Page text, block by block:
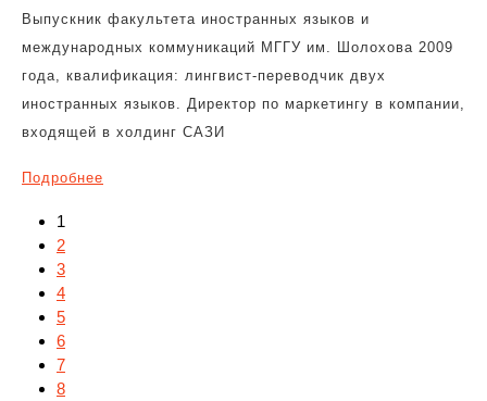
Выпускник факультета иностранных языков и
международных коммуникаций МГГУ им. Шолохова 2009
года, квалификация: лингвист-переводчик двух
иностранных языков. Директор по маркетингу в компании,
входящей в холдинг САЗИ
Подробнее
1
2
3
4
5
6
7
8